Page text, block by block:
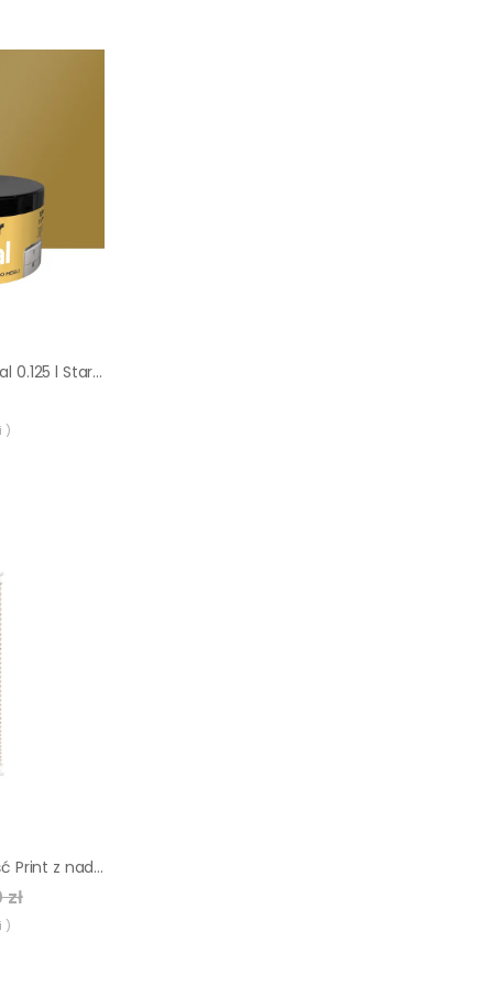
Farba do mebli Metal 0.125 l Stare złoto Jeger
)
Roleta plisowana Liść Print z nadrukiem 36 x 120 cm beżowa
)